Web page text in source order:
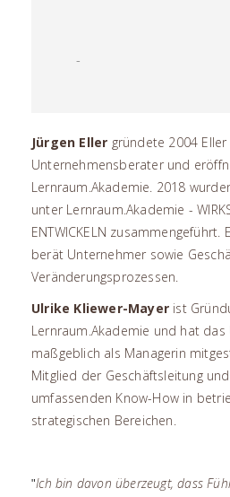
Jürgen Eller gründete 2004
Unternehmensberater und
Lernraum.Akademie. 2018
unter Lernraum.Akademie -
ENTWICKELN
berät Unternehmer sowie
Veränderungsprozessen.
Ulrike Kliewer-Mayer ist
Lernraum.Akademie und hat
maßgeblich als Managerin
Mitglied der Geschäftsleitung
umfassenden Know-How in
strategischen Bereichen.
"Ich bin davon überzeugt, dass